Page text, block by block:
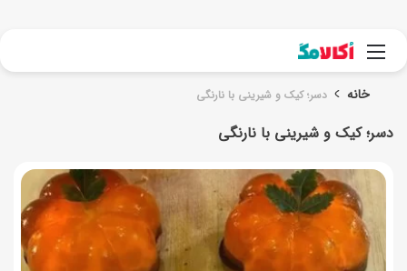
منو
خانه دسر؛ کیک و شیرینی با نارنگی
دسر؛ کیک و شیرینی با نارنگی